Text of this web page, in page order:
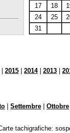
17
18
24
25
31
|2015 |2014|2013 |
|Settembre |Ottobre
tachigrafiche: